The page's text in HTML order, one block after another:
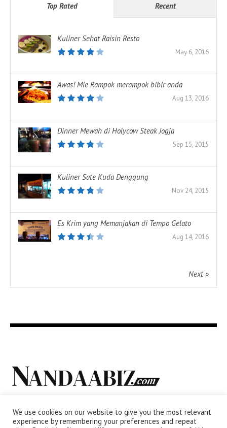
Top Rated Recent
Kuliner Sehat Raisin Resto
May 6, 2016
Awas! Mie Rampok merampok bibir anda
Aug 13, 2016
Dinner Mewah di Holycow Steak Jogja
Sep 15, 2015
Kuliner Sate Kuda Denggung
Nov 24, 2015
Es Krim yang Memanjakan di Tempo Gelato
Aug 14, 2016
Next »
We use cookies on our website to give you the most relevant
experience by remembering your preferences and repeat